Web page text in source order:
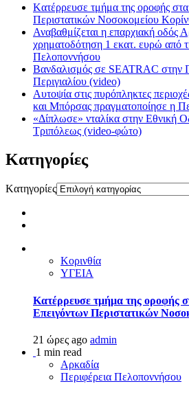
Kατέρρευσε τμήμα της οροφής
Περιστατικών Νοσοκομείου
Αναβαθμίζεται η επαρχιακή οδός
χρηματοδότηση 1 εκατ. ευρώ από
Πελοποννήσου
Βανδαλισμός σε SEATRAC στην
Περιγιαλίου (video)
Αυτοψία στις πυρόπληκτες
και Μπόρσας πραγματοποίησε η
«Δίπλωσε» νταλίκα στην Εθνική
Τριπόλεως (video-φώτο)
Kατηγορίες
Kατηγορίες
Κορινθία
ΥΓΕΙΑ
Kατέρρευσε τμήμα της οροφής
Επειγόντων Περιστατικών
21 ώρες ago admin
1 min read
Αρκαδία
Περιφέρεια Πελοποννήσου